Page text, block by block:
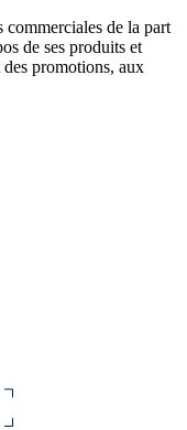
commerciales de la part
de ses produits et
des promotions, aux